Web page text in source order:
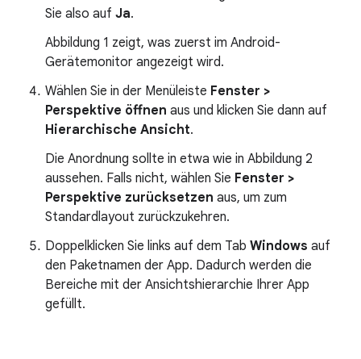
Sie also auf Ja.
Abbildung 1 zeigt, was zuerst im Android-
Gerätemonitor angezeigt wird.
Wählen Sie in der Menüleiste Fenster >
Perspektive öffnen aus und klicken Sie dann auf
Hierarchische Ansicht.
Die Anordnung sollte in etwa wie in Abbildung 2
aussehen. Falls nicht, wählen Sie Fenster >
Perspektive zurücksetzen aus, um zum
Standardlayout zurückzukehren.
Doppelklicken Sie links auf dem Tab Windows auf
den Paketnamen der App. Dadurch werden die
Bereiche mit der Ansichtshierarchie Ihrer App
gefüllt.